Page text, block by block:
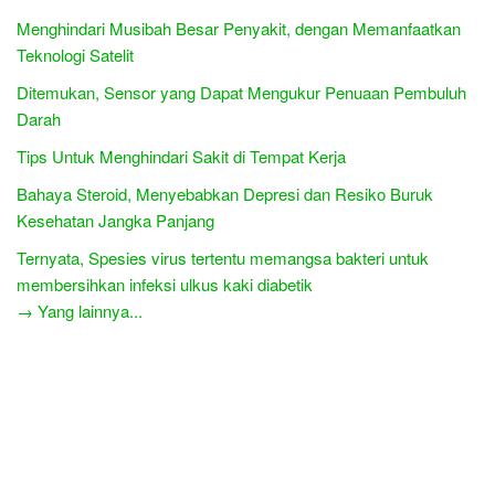
Menghindari Musibah Besar Penyakit, dengan Memanfaatkan
Teknologi Satelit
Ditemukan, Sensor yang Dapat Mengukur Penuaan Pembuluh
Darah
Tips Untuk Menghindari Sakit di Tempat Kerja
Bahaya Steroid, Menyebabkan Depresi dan Resiko Buruk
Kesehatan Jangka Panjang
Ternyata, Spesies virus tertentu memangsa bakteri untuk
membersihkan infeksi ulkus kaki diabetik
→ Yang lainnya...